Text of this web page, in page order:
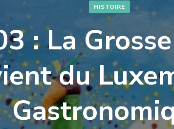
HISTOIRE
: La
du